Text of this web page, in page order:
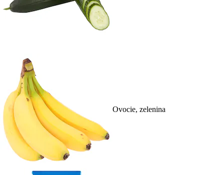
Ovocie, zelenina